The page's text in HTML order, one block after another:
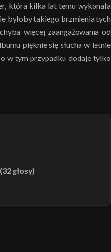
która kilka lat temu wykonała
byłoby takiego brzmienia tych
więcej zaangażowania od
pięknie się słucha w letnie
w tym przypadku dodaje tylko
głosy)